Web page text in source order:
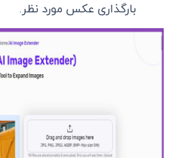
بارگذاری عکس مورد نظر.